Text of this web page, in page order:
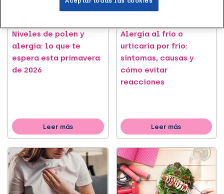
Niveles de polen y
alergia: lo que te
espera esta primavera
de 2026
Leer más
Alergia al frío o
urticaria por frío:
síntomas, causas y
cómo evitar
reacciones
Leer más